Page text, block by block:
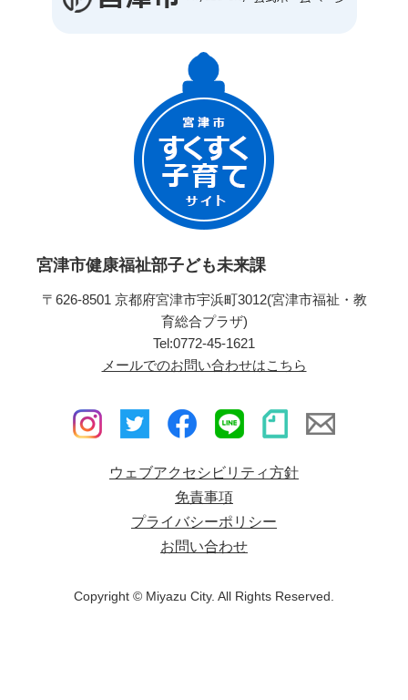
宮津市健康福祉部子ども未来課
〒626-8501 京都府宮津市宇浜町3012(宮津市福祉・教
育総合プラザ)
Tel:0772-45-1621
メールでのお問い合わせはこちら
ウェブアクセシビリティ方針
免責事項
プライバシーポリシー
お問い合わせ
Copyright © Miyazu City. All Rights Reserved.